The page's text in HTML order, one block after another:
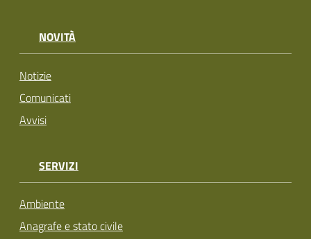
NOVITÀ
Notizie
Comunicati
Avvisi
SERVIZI
Ambiente
Anagrafe e stato civile